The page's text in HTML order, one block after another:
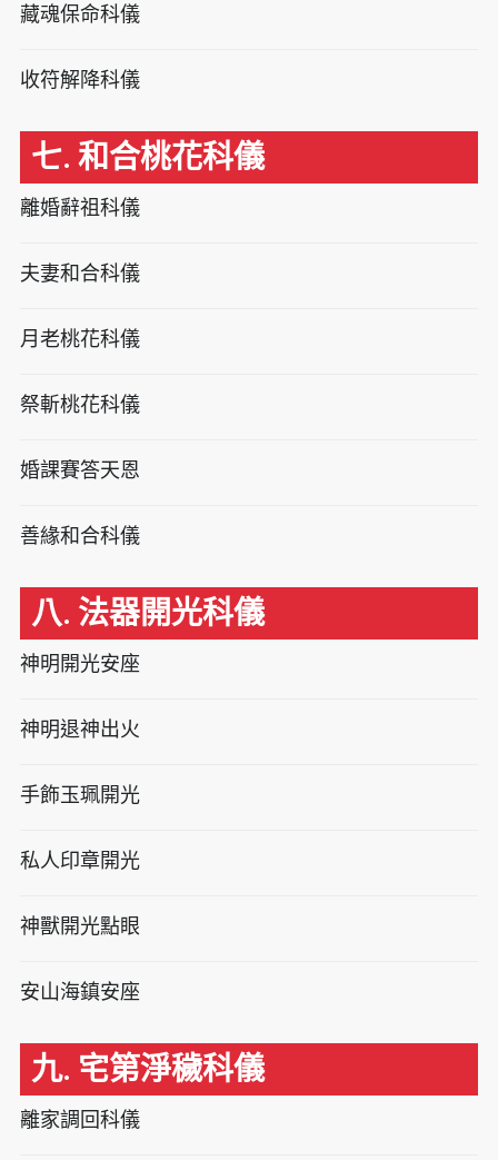
藏魂保命科儀
收符解降科儀
七. 和合桃花科儀
離婚辭祖科儀
夫妻和合科儀
月老桃花科儀
祭斬桃花科儀
婚課賽答天恩
善緣和合科儀
八. 法器開光科儀
神明開光安座
神明退神出火
手飾玉珮開光
私人印章開光
神獸開光點眼
安山海鎮安座
九. 宅第淨穢科儀
離家調回科儀